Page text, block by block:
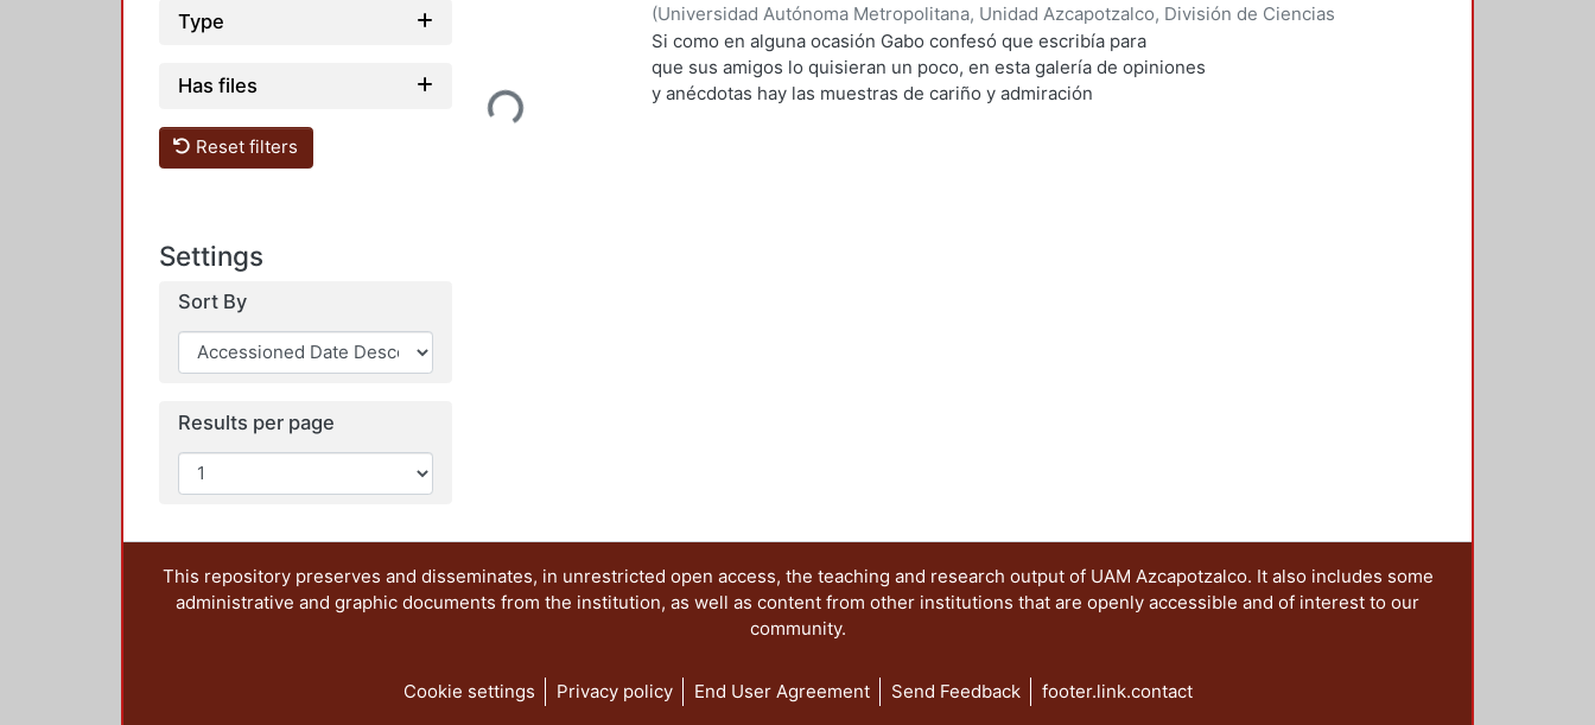
Type
Has files
Reset filters
Settings
Sort By
Results per page
Loading...
(Universidad Autónoma Metropolitana, Unidad Azcapotzalco, División de Ciencias
Sociales y Humanidades, Departamento de Humanidades, Área de Literatura
Conde Ortega, José Francisco, coordinador;Mata Juárez, Oscar, coordinador
Villafuerte, Arturo, coordinador
Si como en alguna ocasión Gabo confesó que escribía para
que sus amigos lo quisieran un poco, en esta galería de opiniones
y anécdotas hay las muestras de cariño y admiración
This repository preserves and disseminates, in unrestricted open access, the teaching and research output of UAM Azcapotzalco. It also includes some
administrative and graphic documents from the institution, as well as content from other institutions that are openly accessible and of interest to our
community.
Cookie settings Privacy policy End User Agreement Send Feedback footer.link.contact